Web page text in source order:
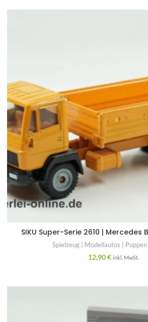
SIKU Super-Serie 2610 | Mercedes
Spielzeug | Modellautos |
12,90€ inkl. MwSt.